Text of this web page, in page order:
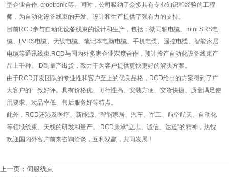
型企业合作, crootronic等。同时，公司吸纳了众多具有专业知识和经验的工程
师，为自动化设备线束的开发、设计和生产提供了强有力的支持。
目前RCD参与自动化设备线束的设计和生产，包括：微同轴电缆、mini SRS电
缆、LVDS电缆、天线电缆、笔记本电脑电缆、手机电缆、遥控电缆、智能家居
电缆等通讯线束.RCD与国内外多家企业深度合作，预计投产自动化设备线束产
品上千种。 D到量产出货，致力于为客户提供更快更好的解决方案。
由于RCD开发团队的专业性和客户至上的优良品格，RCD给出的方案得到了广
大客户的一致好评。具有价格优、可行性高、安装方便、交货快捷、质量满足使
用要求、次品率低、售后服务好等特点。
此外，RCD还涉及医疗、新能源、智能家居、汽车、军工、航空航天、自动化
等领域线束、天线的研发和量产。 RCD秉承“立志、诚信、达道”的精神，热忱
欢迎国内外客户前来咨询洽谈，互利双赢，共同发展！
上一页： 伺服线束